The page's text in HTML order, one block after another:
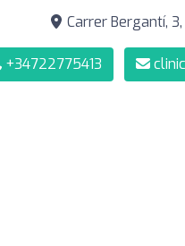
Carrer Bergantí,
+34722775413